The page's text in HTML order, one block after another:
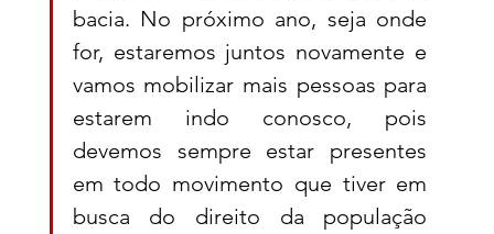
bacia. No próximo ano, seja onde
for, estaremos juntos novamente e
vamos mobilizar mais pessoas para
estarem indo conosco, pois
devemos sempre estar presentes
em todo movimento que tiver em
busca do direito da população